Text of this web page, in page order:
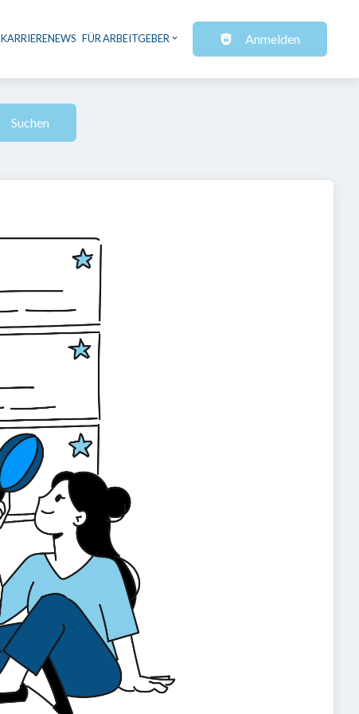
KARRIERENEWS FÜR ARBEITGEBER Anmelden
Suchen